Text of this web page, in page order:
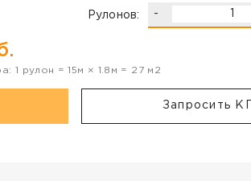
Рулонов: -
1 рулон =15м × 1.8 м = 27м2
Запросить КП